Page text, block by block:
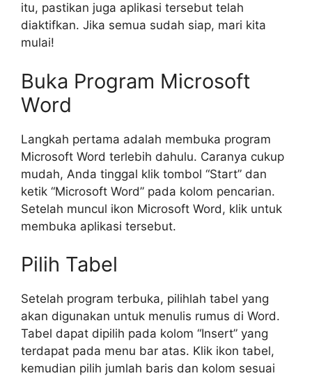
itu, pastikan juga aplikasi tersebut telah
diaktifkan. Jika semua sudah siap, mari kita
mulai!
Buka Program Microsoft
Word
Langkah pertama adalah membuka program
Microsoft Word terlebih dahulu. Caranya cukup
mudah, Anda tinggal klik tombol “Start” dan
ketik “Microsoft Word” pada kolom pencarian.
Setelah muncul ikon Microsoft Word, klik untuk
membuka aplikasi tersebut.
Pilih Tabel
Setelah program terbuka, pilihlah tabel yang
akan digunakan untuk menulis rumus di Word.
Tabel dapat dipilih pada kolom “Insert” yang
terdapat pada menu bar atas. Klik ikon tabel,
kemudian pilih jumlah baris dan kolom sesuai